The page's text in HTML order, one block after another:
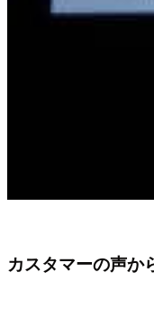
カスタマーの声か